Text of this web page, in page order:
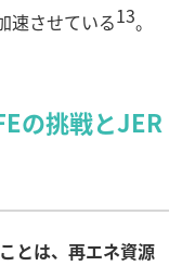
速させている13。
の挑戦とJER
とは、再エネ資源